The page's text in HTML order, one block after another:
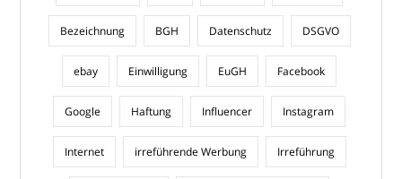
Bezeichnung BGH Datenschutz DSGVO
ebay Einwilligung EuGH Facebook
Google Haftung Influencer Instagram
Internet irreführende Werbung Irreführung